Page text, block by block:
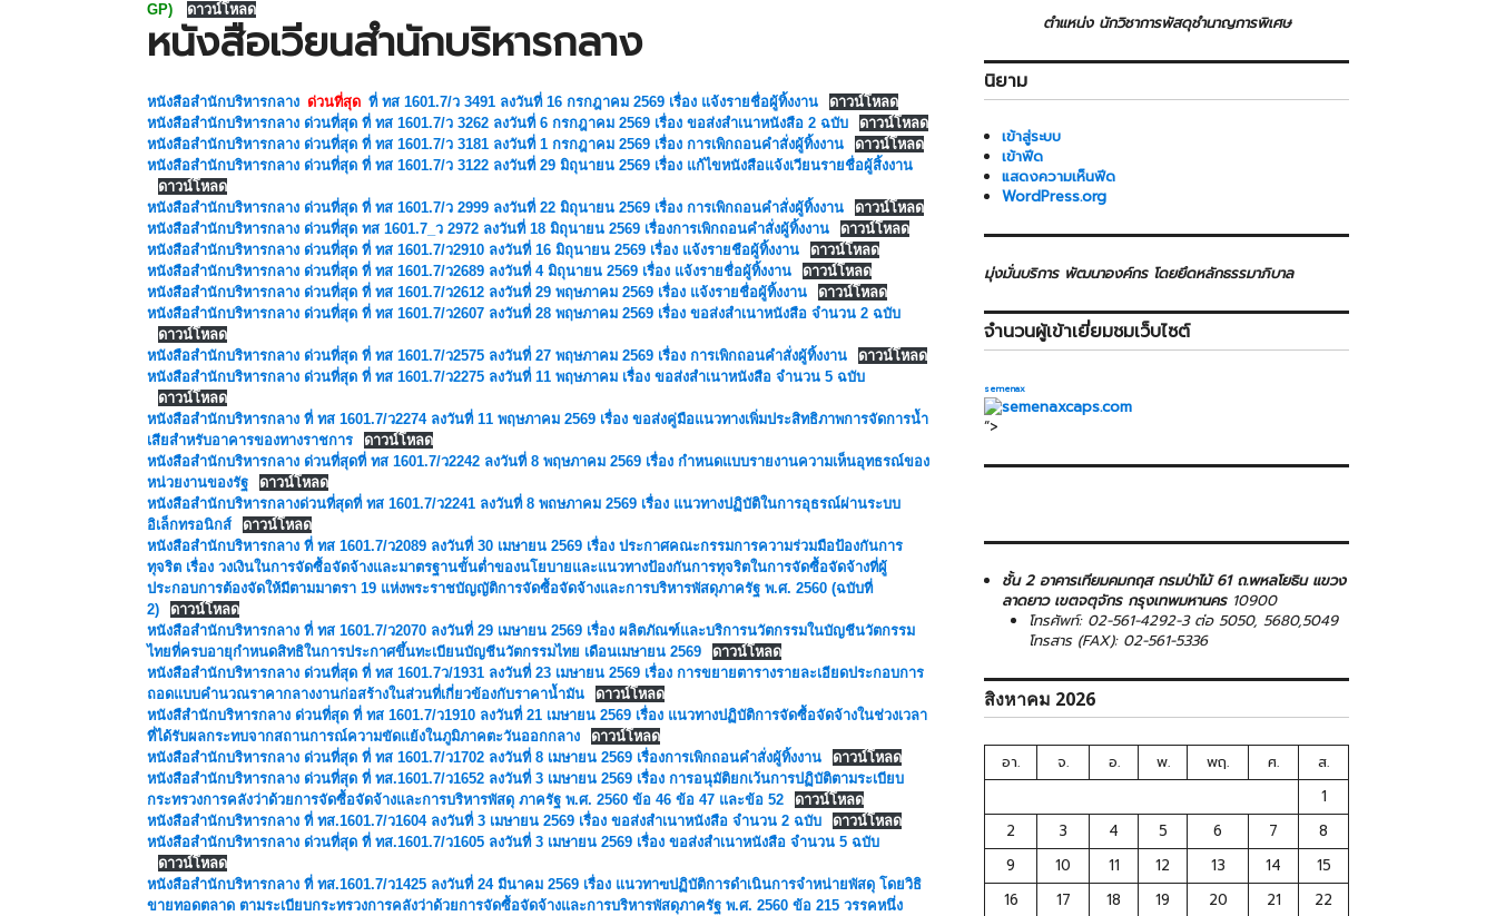
GP)
ดาวน์โหลด
หนังสือเวียนสำนักบริหารกลาง
หนังสือสำนักบริหารกลาง ด่วนที่สุด ที่ ทส 1601.7/ว 3491 ลงวันที่ 16 กรกฎาคม 2569 เรื่อง แจ้งรายชื่อผู้ทิ้งงาน
ดาวน์โหลด
หนังสือสำนักบริหารกลาง ด่วนที่สุด ที่ ทส 1601.7/ว 3262 ลงวันที่ 6 กรกฎาคม 2569 เรื่อง ขอส่งสำเนาหนังสือ 2 ฉบับ
ดาวน์โหลด
หนังสือสำนักบริหารกลาง ด่วนที่สุด ที่ ทส 1601.7/ว 3181 ลงวันที่ 1 กรกฎาคม 2569 เรื่อง การเพิกถอนคำสั่งผู้ทิ้งงาน
ดาวน์โหลด
หนังสือสำนักบริหารกลาง ด่วนที่สุด ที่ ทส 1601.7/ว 3122 ลงวันที่ 29 มิถุนายน 2569 เรื่อง แก้ไขหนังสือแจ้งเวียนรายชื่อผู้สิ้งงาน
ดาวน์โหลด
หนังสือสำนักบริหารกลาง ด่วนที่สุด ที่ ทส 1601.7/ว 2999 ลงวันที่ 22 มิถุนายน 2569 เรื่อง การเพิกถอนคำสั่งผู้ทิ้งงาน
ดาวน์โหลด
หนังสือสำนักบริหารกลาง ด่วนที่สุด ทส 1601.7_ว 2972 ลงวันที่ 18 มิถุนายน 2569 เรื่องการเพิกถอนคำสั่งผู้ทิ้งงาน
ดาวน์โหลด
หนังสือสำนักบริหารกลาง ด่วนที่สุด ที่ ทส 1601.7/ว2910 ลงวันที่ 16 มิถุนายน 2569 เรื่อง แจ้งรายชือผู้ทิ้งงาน
ดาวน์โหลด
หนังสือสำนักบริหารกลาง ด่วนที่สุด ที่ ทส 1601.7/ว2689 ลงวันที่ 4 มิถุนายน 2569 เรื่อง แจ้งรายชื่อผู้ทิ้งงาน
ดาวน์โหลด
หนังสือสำนักบริหารกลาง ด่วนที่สุด ที่ ทส 1601.7/ว2612 ลงวันที่ 29 พฤษภาคม 2569 เรื่อง แจ้งรายชื่อผู้ทิ้งงาน
ดาวน์โหลด
หนังสือสำนักบริหารกลาง ด่วนที่สุด ที่ ทส 1601.7/ว2607 ลงวันที่ 28 พฤษภาคม 2569 เรื่อง ขอส่งสำเนาหนังสือ จำนวน 2 ฉบับ
ดาวน์โหลด
หนังสือสำนักบริหารกลาง ด่วนที่สุด ที่ ทส 1601.7/ว2575 ลงวันที่ 27 พฤษภาคม 2569 เรื่อง การเพิกถอนคำสั่งผู้ทิ้งงาน
ดาวน์โหลด
หนังสือสำนักบริหารกลาง ด่วนที่สุด ที่ ทส 1601.7/ว2275 ลงวันที่ 11 พฤษภาคม เรื่อง ขอส่งสำเนาหนังสือ จำนวน 5 ฉบับ
ดาวน์โหลด
หนังสือสำนักบริหารกลาง ที่ ทส 1601.7/ว2274 ลงวันที่ 11 พฤษภาคม 2569 เรื่อง ขอส่งคู่มือแนวทางเพิ่มประสิทธิภาพการจัดการน้ำ
เสียสำหรับอาคารของทางราชการ
ดาวน์โหลด
หนังสือสำนักบริหารกลาง ด่วนที่สุดที่ ทส 1601.7/ว2242 ลงวันที่ 8 พฤษภาคม 2569 เรื่อง กำหนดแบบรายงานความเห็นอุทธรณ์ของ
หน่วยงานของรัฐ
ดาวน์โหลด
หนังสือสำนักบริหารกลางด่วนที่สุดที่ ทส 1601.7/ว2241 ลงวันที่ 8 พถษภาคม 2569 เรื่อง แนวทางปฏิบัติในการอุธรณ์ผ่านระบบ
อิเล็กทรอนิกส์
ดาวน์โหลด
หนังสือสำนักบริหารกลาง ที่ ทส 1601.7/ว2089 ลงวันที่ 30 เมษายน 2569 เรื่อง ประกาศคณะกรรมการความร่วมมือป้องกันการ
ทุจริต เรื่อง วงเงินในการจัดซื้อจัดจ้างและมาตรฐานขั้นต่ำของนโยบายและแนวทางป้องกันการทุจริตในการจัดซื้อจัดจ้างที่ผู้
ประกอบการต้องจัดให้มีตามมาตรา 19 แห่งพระราชบัญญัติการจัดซื้อจัดจ้างและการบริหารพัสดุภาครัฐ พ.ศ. 2560 (ฉบับที่
2)
ดาวน์โหลด
หนังสือสำนักบริหารกลาง ที่ ทส 1601.7/ว2070 ลงวันที่ 29 เมษายน 2569 เรื่อง ผลิตภัณฑ์และบริการนวัตกรรมในบัญชีนวัตกรรม
ไทยที่ครบอายุกำหนดสิทธิในการประกาศขึ้นทะเบียนบัญชีนวัตกรรมไทย เดือนเมษายน 2569
ดาวน์โหลด
หนังสือสำนักบริหารกลาง ด่วนที่สุด ที่ ทส 1601.7ว/1931 ลงวันที่ 23 เมษายน 2569 เรื่อง การขยายตารางรายละเอียดประกอบการ
ถอดแบบคำนวณราคากลางงานก่อสร้างในส่วนที่เกี่ยวข้องกับราคาน้ำมัน
ดาวน์โหลด
หนังสืสำนักบริหารกลาง ด่วนที่สุด ที่ ทส 1601.7/ว1910 ลงวันที่ 21 เมษายน 2569 เรื่อง แนวทางปฏิบัติการจัดซื้อจัดจ้างในช่วงเวลา
ที่ได้รับผลกระทบจากสถานการณ์ความขัดแย้งในภูมิภาคตะวันออกกลาง
ดาวน์โหลด
หนังสือสำนักบริหารกลาง ด่วนที่สุด ที่ ทส 1601.7/ว1702 ลงวันที่ 8 เมษายน 2569 เรื่องการเพิกถอนคำสั่งผู้ทิ้งงาน
ดาวน์โหลด
หนังสือสำนักบริหารกลาง ด่วนที่สุด ที่ ทส.1601.7/ว1652 ลงวันที่ 3 เมษายน 2569 เรื่อง การอนุมัติยกเว้นการปฏิบัติตามระเบียบ
กระทรวงการคลังว่าด้วยการจัดซื้อจัดจ้างและการบริหารพัสดุ ภาครัฐ พ.ศ. 2560 ข้อ 46 ข้อ 47 และข้อ 52
ดาวน์โหลด
หนังสือสำนักบริหารกลาง ที่ ทส.1601.7/ว1604 ลงวันที่ 3 เมษายน 2569 เรื่อง ขอส่งสำเนาหนังสือ จำนวน 2 ฉบับ
ดาวน์โหลด
หนังสือสำนักบริหารกลาง ด่วนที่สุด ที่ ทส.1601.7/ว1605 ลงวันที่ 3 เมษายน 2569 เรื่อง ขอส่งสำเนาหนังสือ จำนวน 5 ฉบับ
ดาวน์โหลด
หนังสือสำนักบริหารกลาง ที่ ทส.1601.7/ว1425 ลงวันที่ 24 มีนาคม 2569 เรื่อง แนวทาฃปฏิบัติการดำเนินการจำหน่ายพัสดุ โดยวิธิ
ขายทอดตลาด ตามระเบียบกระทรวงการคลังว่าด้วยการจัดซื้อจัดจ้างและการบริหารพัสดุภาครัฐ พ.ศ. 2560 ข้อ 215 วรรคหนึ่ง
ตำแหน่ง นักวิชาการพัสดุชำนาญการพิเศษ
นิยาม
เข้าสู่ระบบ
เข้าฟีด
แสดงความเห็นฟีด
WordPress.org
มุ่งมั่นบริการ พัฒนาองค์กร โดยยึดหลักธรรมาภิบาล
จำนวนผู้เข้าเยี่ยมชมเว็บไซต์
semenax
“>
ชั้น 2 อาคารเทียมคมกฤส กรมป่าไม้ 61 ถ.พหลโยธิน แขวง
ลาดยาว เขตจตุจักร กรุงเทพมหานคร 10900
โทรศัพท์: 02-561-4292-3 ต่อ 5050, 5680,5049
โทรสาร (FAX): 02-561-5336
สิงหาคม 2026
อา. จ. อ. พ. พฤ. ศ.
ส.
1
2
3 4 5 6 7
8
9
10 11 12 13 14
15
16
17 18 19 20 21
22